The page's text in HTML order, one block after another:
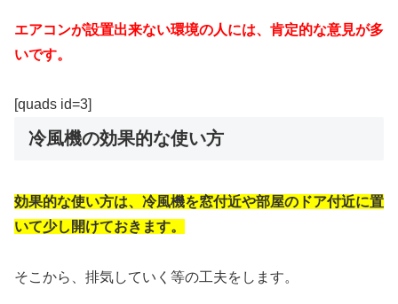
エアコンが設置出来ない環境の人には、肯定的な意見が多
いです。
[quads id=3]
冷風機の効果的な使い方
効果的な使い方は、冷風機を窓付近や部屋のドア付近に置
いて少し開けておきます。
そこから、排気していく等の工夫をします。